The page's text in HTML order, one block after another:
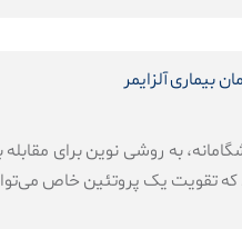
بیماری آلزایمر
به روشی نوین برای مقابله
یک پروتئین خاص